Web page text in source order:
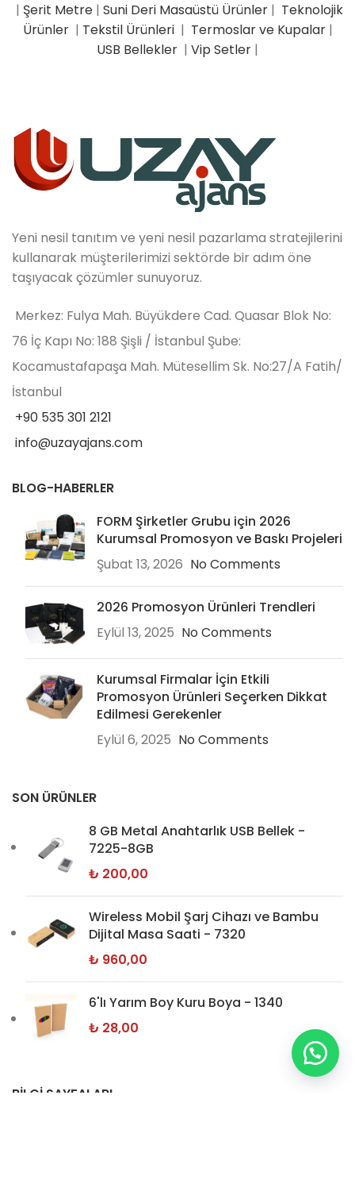
| Şerit Metre| Suni Deri Masaüstü Ürünler| Teknolojik
Ürünler | Tekstil Ürünleri | Termoslar ve Kupalar|
USB Bellekler | Vip Setler |
Yeni nesil tanıtım ve yeni nesil pazarlama stratejilerini
kullanarak müşterilerimizi sektörde bir adım öne
taşıyacak çözümler sunuyoruz.
Merkez: Fulya Mah. Büyükdere Cad. Quasar Blok No:
76 İç Kapı No: 188 Şişli / İstanbul Şube:
Kocamustafapaşa Mah. Mütesellim Sk. No:27/A Fatih/
İstanbul
+90 535 301 2121
info@uzayajans.com
BLOG-HABERLER
FORM Şirketler Grubu için 2026
Kurumsal Promosyon ve Baskı Projeleri
Şubat 13, 2026 No Comments
2026 Promosyon Ürünleri Trendleri
Eylül 13, 2025 No Comments
Kurumsal Firmalar İçin Etkili
Promosyon Ürünleri Seçerken Dikkat
Edilmesi Gerekenler
Eylül 6, 2025 No Comments
SON ÜRÜNLER
8 GB Metal Anahtarlık USB Bellek -
7225-8GB
₺ 200,00
Wireless Mobil Şarj Cihazı ve Bambu
Dijital Masa Saati - 7320
₺ 960,00
6'lı Yarım Boy Kuru Boya - 1340
₺ 28,00
BİLGİ SAYFALARI